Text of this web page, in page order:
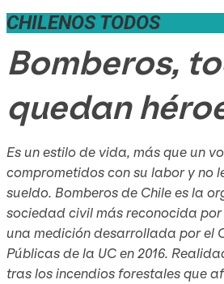
CHILENOS TODOS
Bomberos,
quedan
Es un estilo de vida, más que un
comprometidos con su labor y no
sueldo. Bomberos de Chile es la
sociedad civil más reconocida
una medición desarrollada por el
Públicas de la UC en 2016.
tras los incendios forestales que